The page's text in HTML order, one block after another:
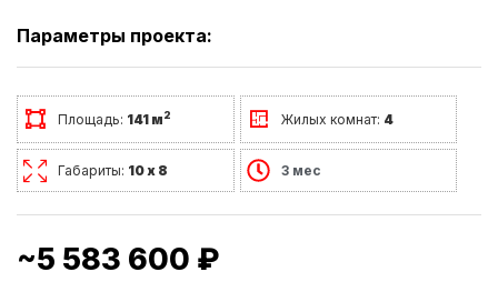
Параметры проекта:
Площадь: 141 м2 Жилых комнат: 4
Габариты: 10 х 8 3 мес
~5 583 600 ₽